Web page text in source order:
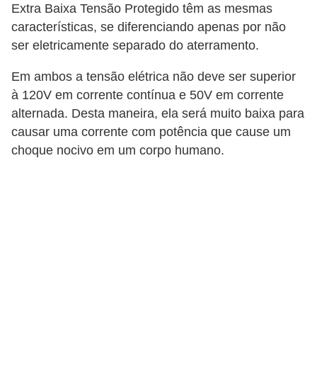
Extra Baixa Tensão Protegido têm as mesmas
características, se diferenciando apenas por não
ser eletricamente separado do aterramento.
Em ambos a tensão elétrica não deve ser superior
à 120V em corrente contínua e 50V em corrente
alternada. Desta maneira, ela será muito baixa para
causar uma corrente com potência que cause um
choque nocivo em um corpo humano.
r
i
a
e
m
v